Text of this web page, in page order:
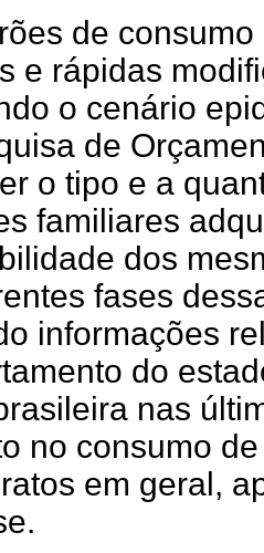
de
e rápidas
o cenário
de
o tipo e a
familiares
dos
fases
informações
do
nas
no consumo
em geral,